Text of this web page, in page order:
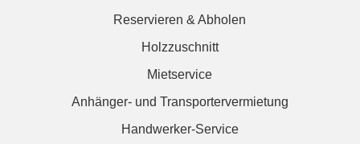
Reservieren & Abholen
Holzzuschnitt
Mietservice
Anhänger- und Transportervermietung
Handwerker-Service